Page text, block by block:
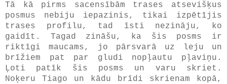
Tā kā pirms sacensībām trases atsevišķus
posmus nebiju iepazinis, tikai izpētījis
trases profilu, tad īsti nezināju, ko
gaidīt. Tagad zināšu, ka šis posms ir
riktīgi maucams, jo pārsvarā uz leju un
brīžiem pat par gludi nopļautu pļaviņu.
Ļoti patīk šis posms un varu skriet.
Noķeru Tiago un kādu brīdi skrienam kopā,